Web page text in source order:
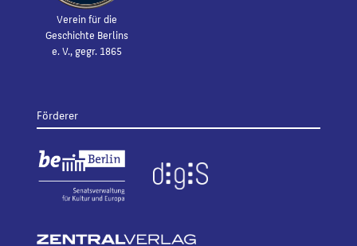
Verein für die
Geschichte Berlins
e. V., gegr. 1865
Förderer